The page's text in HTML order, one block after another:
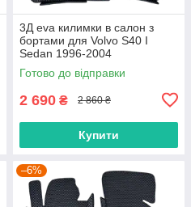
3Д eva килимки в салон з
бортами для Volvo S40 I
Sedan 1996-2004
Готово до відправки
2 690 ₴ 2 860 ₴
Купити
–6%